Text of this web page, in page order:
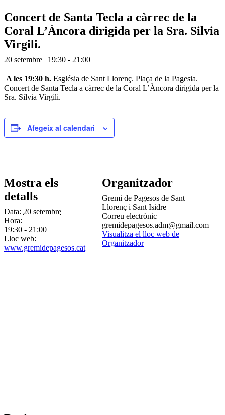
Concert de Santa Tecla a càrrec de la
Coral L’Àncora dirigida per la Sra. Silvia
Virgili.
20 setembre | 19:30 - 21:00
A les 19:30 h. Església de Sant Llorenç. Plaça de la Pagesia.
Concert de Santa Tecla a càrrec de la Coral L’Àncora dirigida per la
Sra. Silvia Virgili.
Afegeix al calendari
Mostra els
detalls
Data: 20 setembre
Hora:
19:30 - 21:00
Lloc web:
www.gremidepagesos.cat
Organitzador
Gremi de Pagesos de Sant
Llorenç i Sant Isidre
Correu electrònic
gremidepagesos.adm@gmail.com
Visualitza el lloc web de
Organitzador